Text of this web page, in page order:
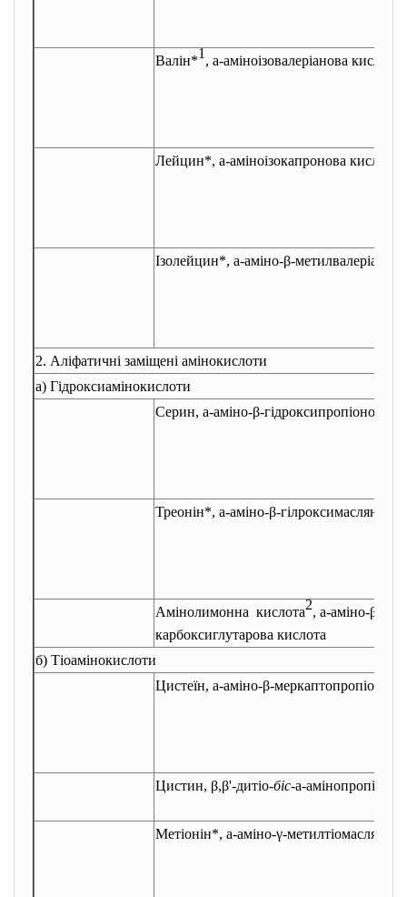
Валін*1, a-аміноізовалеріанова кислота
Лейцин*, a-аміноізокапронова кислота
Ізолейцин*, a-аміно-β-
2. Аліфатичні заміщені амінокислоти
а) Гідроксиамінокислоти
Серин, a-аміно-β-гідроксипропіонова
Треонін*, a-аміно-β-гілроксимасляна
Амінолимонна кислота2, a-аміно-β-
карбоксиглутарова кислота
б) Тіоамінокислоти
Цистеїн, a-аміно-β-меркаптопропіонова
Цистин, β,β'-дитіо-біс-a-
Метіонін*, a-аміно-γ-метилтіомасляна